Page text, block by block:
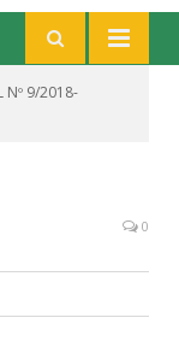
Nº 9/2018-
0